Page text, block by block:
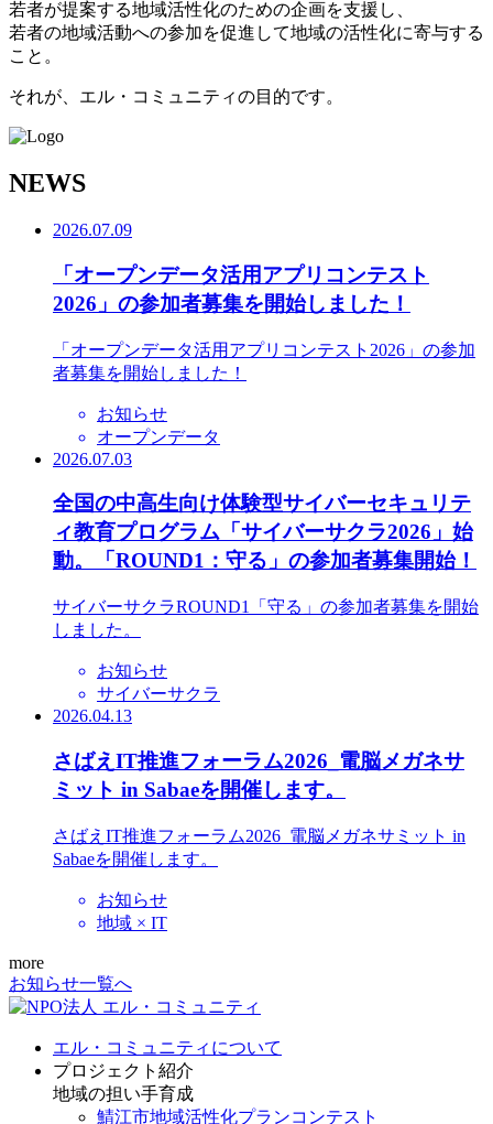
若者が提案する地域活性化のための企画を支援し、
若者の地域活動への参加を促進して地域の活性化に寄与する
こと。
それが、エル・コミュニティの目的です。
NEWS
2026.07.09
「オープンデータ活用アプリコンテスト
2026」の参加者募集を開始しました！
「オープンデータ活用アプリコンテスト2026」の参加
者募集を開始しました！
お知らせ
オープンデータ
2026.07.03
全国の中高生向け体験型サイバーセキュリテ
ィ教育プログラム「サイバーサクラ2026」始
動。「ROUND1：守る」の参加者募集開始！
サイバーサクラROUND1「守る」の参加者募集を開始
しました。
お知らせ
サイバーサクラ
2026.04.13
さばえIT推進フォーラム2026_電脳メガネサ
ミット in Sabaeを開催します。
さばえIT推進フォーラム2026_電脳メガネサミット in
Sabaeを開催します。
お知らせ
地域 × IT
more
お知らせ一覧へ
エル・コミュニティについて
プロジェクト紹介
地域の担い手育成
鯖江市地域活性化プランコンテスト